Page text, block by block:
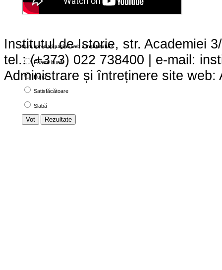
Cum apreciaţi pagina web a institutului?
Foarte bună
Bună
Satisfăcătoare
Slabă
Institutul de Istorie, str. Academiei
tel.: (+373) 022 738400 | e-mail:
Administrare și întreținere site web: